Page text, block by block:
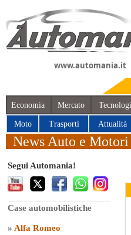
www.automania.it
Economia Mercato
Moto Trasporti Attualità
News Auto e Motori
Segui Automania!
Case automobilistiche
» Alfa Romeo